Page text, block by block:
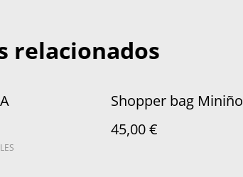
relacionados
Shopper bag Miniño
45,00 €